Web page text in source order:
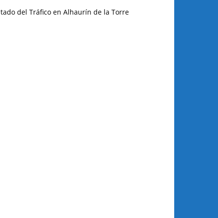
del Tráfico en Alhaurín de la Torre